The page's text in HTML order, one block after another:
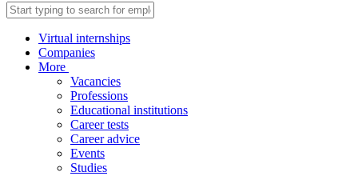
Virtual internships
Companies
More
Vacancies
Professions
Educational institutions
Career tests
Career advice
Events
Studies